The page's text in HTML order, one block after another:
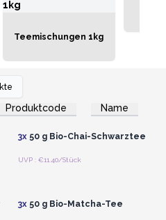
Teemischungen 1kg
Produktcode Name
Registrieren für
Großhandelspreise
3x50 g Bio-Chai-Schwarztee
UVP : €11.40/StückAnmelden oder
3x50 g Bio-Matcha-Tee